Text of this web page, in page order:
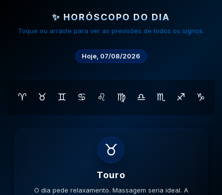
✨ HORÓSCOPO DO DIA
Toque ou arraste para ver as previsões de todos os signos.
Hoje, 07/08/2026
♈ ♉ ♊ ♋ ♌ ♍ ♎ ♏ ♐ ♑
♊
Gemeos
O dia pede movimento. Caminhe, corra, pedale. A